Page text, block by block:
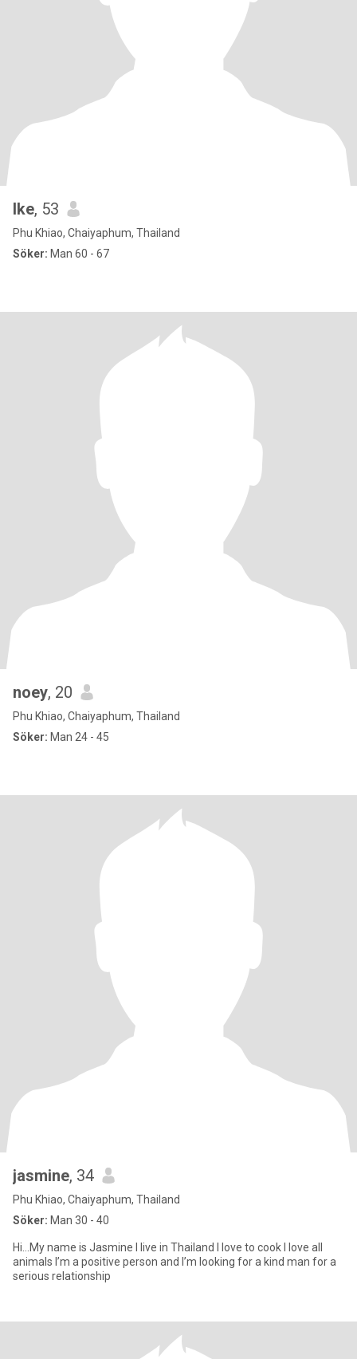
Ike, 53
Phu Khiao, Chaiyaphum, Thailand
Söker: Man 60 - 67
noey, 20
Phu Khiao, Chaiyaphum, Thailand
Söker: Man 24 - 45
jasmine, 34
Phu Khiao, Chaiyaphum, Thailand
Söker: Man 30 - 40
Hi…My name is Jasmine I live in Thailand I love to cook I love all
animals I’m a positive person and I’m looking for a kind man for a
serious relationship